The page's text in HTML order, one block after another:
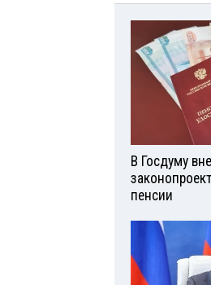
В Госдуму
пенсии